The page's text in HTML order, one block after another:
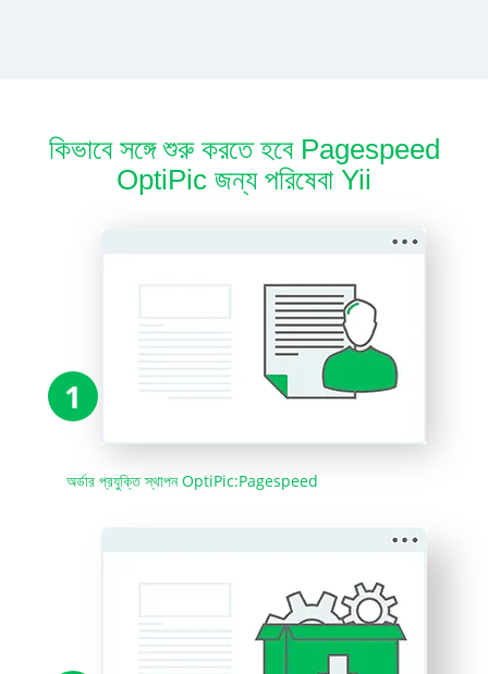
কিভাবে সঙ্গে শুরু করতে হবে Pagespeed
OptiPic জন্য পরিষেবা Yii
1
অর্ডার প্রযুক্তি স্থাপন OptiPic:Pagespeed